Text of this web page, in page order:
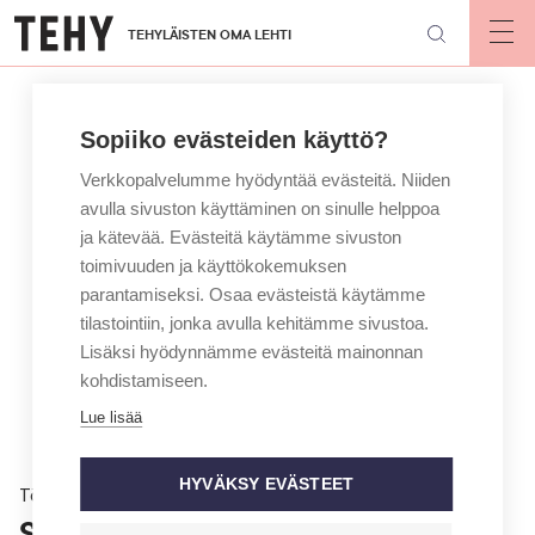
Hyppää
pääsisältöön
TEHYLÄISTEN OMA LEHTI
Töissä
Sopiiko evästeiden käyttö?
Verkkopalvelumme hyödyntää evästeitä. Niiden
avulla sivuston käyttäminen on sinulle helppoa
ja kätevää. Evästeitä käytämme sivuston
toimivuuden ja käyttökokemuksen
parantamiseksi. Osaa evästeistä käytämme
tilastointiin, jonka avulla kehitämme sivustoa.
Lisäksi hyödynnämme evästeitä mainonnan
kohdistamiseen.
Lue lisää
HYVÄKSY EVÄSTEET